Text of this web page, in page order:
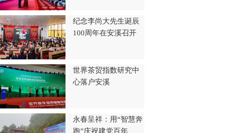
纪念李尚大先生诞辰
100周年在安溪召开
世界茶贸指数研究中
心落户安溪
永春呈祥：用“智慧奔
跑”庆祝建党百年